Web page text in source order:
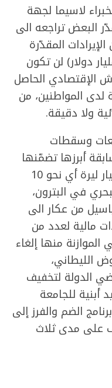
لاسيما لجهة
البعض تراجعه الى
الإيرادات المقدّرة
20393 مليار ليرة (13.59 مليار دولار) لن تكون
الإقتصادي الحاصل
لدى المواطنين، من
ولا دقيقة.
وسقطات
أبرزها تضمّنها
مادة تخصص مبلغ يقارب 15 مليار ليرة أي نحو 10
في البترون،
من عكار الى
مالية لعدد من
منها إلغاء
الليطاني،
الدولة لتخفيف
أبنية للجامعة
الضم والفرز إلى
على مدى ثلاث